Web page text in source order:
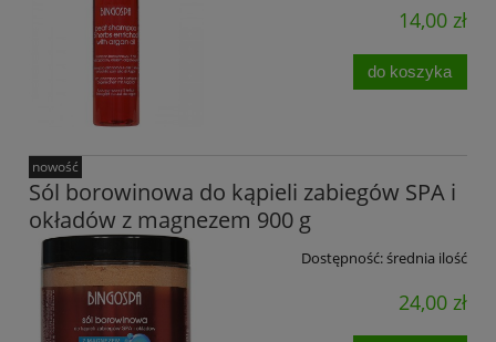
14,00 zł
do koszyka
Sól borowinowa do kąpieli zabiegów SPA i
okładów z magnezem 900 g
Dostępność:średnia ilość
24,00 zł
nowość